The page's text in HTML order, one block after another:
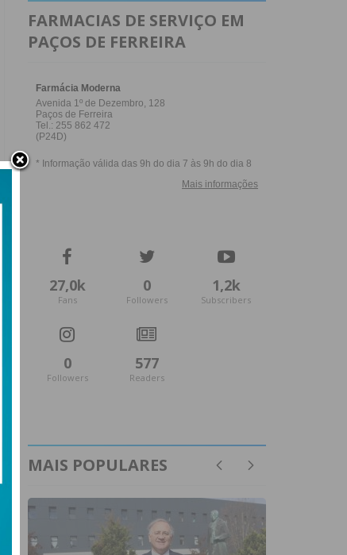
FARMACIAS DE SERVIÇO EM
PAÇOS DE FERREIRA
27,0k
Fans
0
Followers
1,2k
Subscribers
0
Followers
577
Readers
MAIS POPULARES